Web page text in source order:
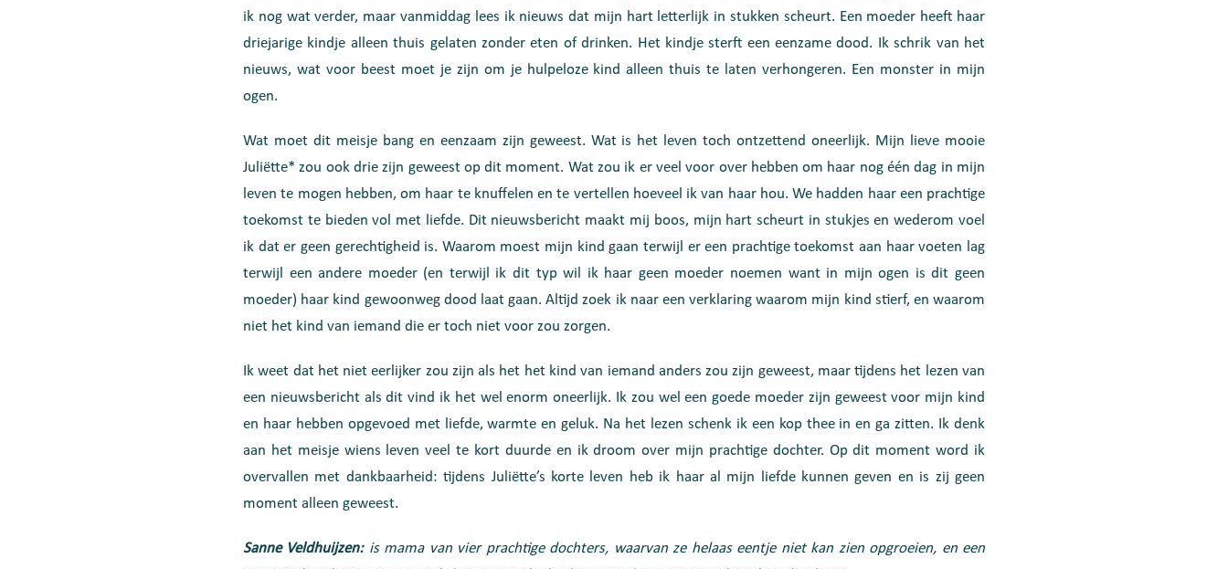
ik nog wat verder, maar vanmiddag lees ik nieuws dat mijn hart letterlijk in stukken scheurt. Een moeder heeft haar
driejarige kindje alleen thuis gelaten zonder eten of drinken. Het kindje sterft een eenzame dood. Ik schrik van het
nieuws, wat voor beest moet je zijn om je hulpeloze kind alleen thuis te laten verhongeren. Een monster in mijn
ogen.
Wat moet dit meisje bang en eenzaam zijn geweest. Wat is het leven toch ontzettend oneerlijk. Mijn lieve mooie
Juliëtte* zou ook drie zijn geweest op dit moment. Wat zou ik er veel voor over hebben om haar nog één dag in mijn
leven te mogen hebben, om haar te knuffelen en te vertellen hoeveel ik van haar hou. We hadden haar een prachtige
toekomst te bieden vol met liefde. Dit nieuwsbericht maakt mij boos, mijn hart scheurt in stukjes en wederom voel
ik dat er geen gerechtigheid is. Waarom moest mijn kind gaan terwijl er een prachtige toekomst aan haar voeten lag
terwijl een andere moeder (en terwijl ik dit typ wil ik haar geen moeder noemen want in mijn ogen is dit geen
moeder) haar kind gewoonweg dood laat gaan. Altijd zoek ik naar een verklaring waarom mijn kind stierf, en waarom
niet het kind van iemand die er toch niet voor zou zorgen.
Ik weet dat het niet eerlijker zou zijn als het het kind van iemand anders zou zijn geweest, maar tijdens het lezen van
een nieuwsbericht als dit vind ik het wel enorm oneerlijk. Ik zou wel een goede moeder zijn geweest voor mijn kind
en haar hebben opgevoed met liefde, warmte en geluk. Na het lezen schenk ik een kop thee in en ga zitten. Ik denk
aan het meisje wiens leven veel te kort duurde en ik droom over mijn prachtige dochter. Op dit moment word ik
overvallen met dankbaarheid: tijdens Juliëtte’s korte leven heb ik haar al mijn liefde kunnen geven en is zij geen
moment alleen geweest.
Sanne Veldhuijzen:is mama van vier prachtige dochters, waarvan ze helaas eentje niet kan zien opgroeien, en een